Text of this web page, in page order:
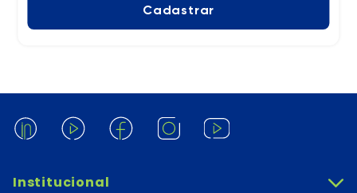
Cadastrar
Institucional +